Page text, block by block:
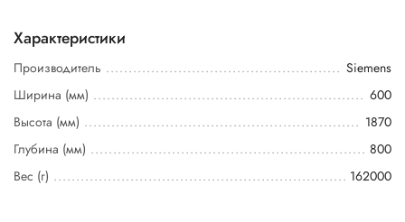
Характеристики
Производитель
Siemens
Ширина (мм)
600
Высота (мм)
1870
Глубина (мм)
800
Вес (г)
162000